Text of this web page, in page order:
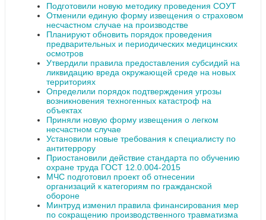
Подготовили новую методику проведения СОУТ
Отменили единую форму извещения о страховом
несчастном случае на производстве
Планируют обновить порядок проведения
предварительных и периодических медицинских
осмотров
Утвердили правила предоставления субсидий на
ликвидацию вреда окружающей среде на новых
территориях
Определили порядок подтверждения угрозы
возникновения техногенных катастроф на
объектах
Приняли новую форму извещения о легком
несчастном случае
Установили новые требования к специалисту по
антитеррору
Приостановили действие стандарта по обучению
охране труда ГОСТ 12.0.004-2015
МЧС подготовил проект об отнесении
организаций к категориям по гражданской
обороне
Минтруд изменил правила финансирования мер
по сокращению производственного травматизма